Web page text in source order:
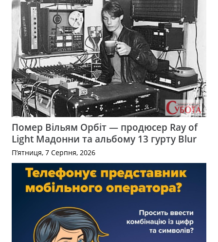
Помер Вільям Орбіт — продюсер Ray of
Light Мадонни та альбому 13 гурту Blur
П’ятниця, 7 Серпня, 2026